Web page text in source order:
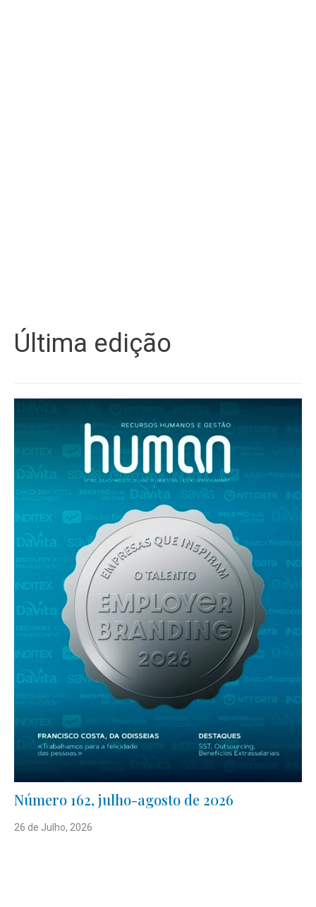
Última edição
Número 162, julho-agosto de 2026
26 de Julho, 2026